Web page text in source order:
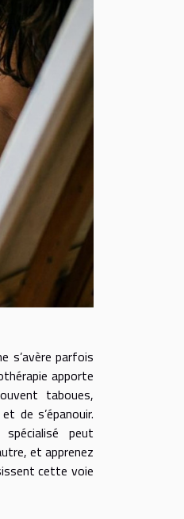
s’avère parfois
apporte
taboues,
de s’épanouir.
peut
et apprenez
cette voie